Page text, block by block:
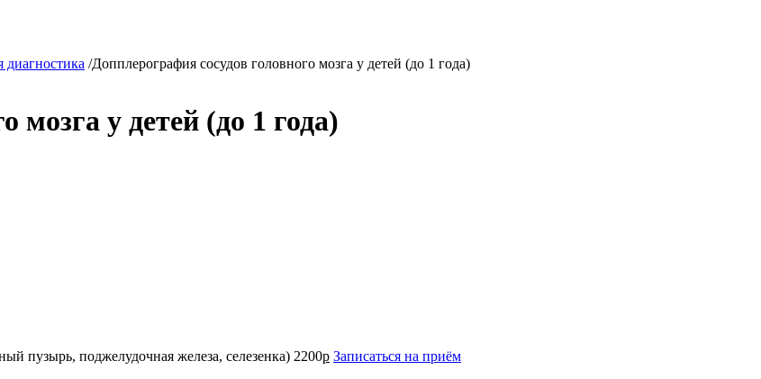
диагностика /Допплерография сосудов головного мозга у детей (до 1 года)
мозга у детей (до 1 года)
пузырь, поджелудочная железа, селезенка) 2200р Записаться на приём